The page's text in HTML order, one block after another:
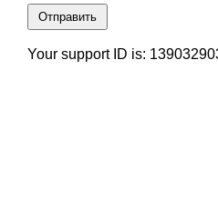
Отправить
Your support ID is: